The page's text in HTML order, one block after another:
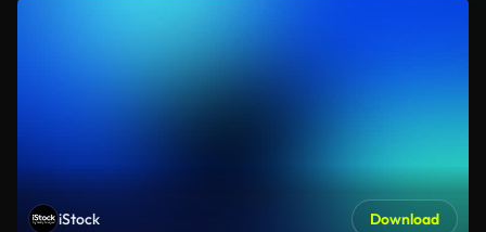
iStock Download